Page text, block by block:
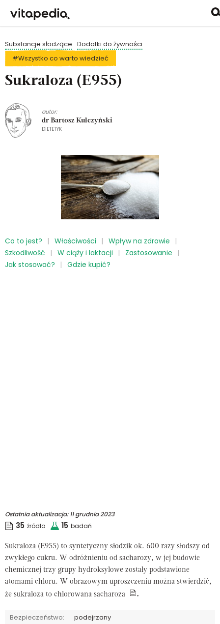
Substancje słodzące Dodatki do żywności
#Wszystko co warto wiedzieć
Sukraloza (E955)
autor:
dr Bartosz Kulczyński
DIETETYK
Co to jest? Właściwości
Wpływ na zdrowie
Szkodliwość
W ciąży i laktacji
Zastosowanie
Jak stosować?
Gdzie kupić?
Ostatnia aktualizacja:11 grudnia 2023
35 źródła 15 badań
Sukraloza (E955) to syntetyczny słodzik ok. 600 razy słodszy od
zwykłego cukru. W odróżnieniu od sacharozy, w jej budowie
chemicznej trzy grupy hydroksylowe zostały podstawione
atomami chloru. W obrazowym uproszczeniu można stwierdzić,
że sukraloza to chlorowana sacharoza
.
Bezpieczeństwo: podejrzany